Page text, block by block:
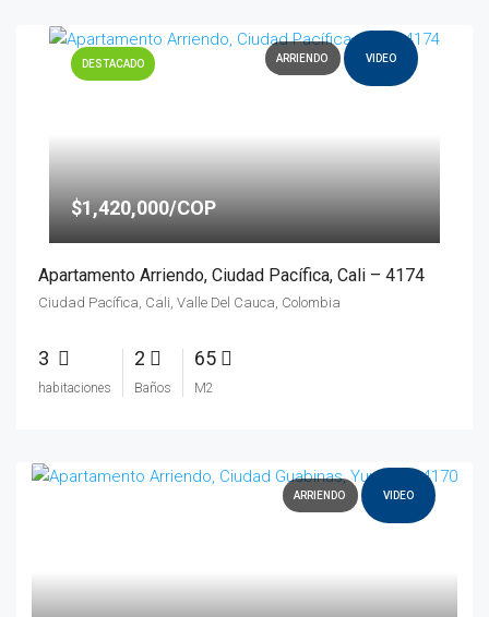
DESTACADO ARRIENDO VIDEO
$1,420,000/COP
Apartamento Arriendo, Ciudad Pacífica, Cali – 4174
Ciudad Pacífica, Cali, Valle Del Cauca, Colombia
3
habitaciones
2
Baños
65
M2
ARRIENDO VIDEO